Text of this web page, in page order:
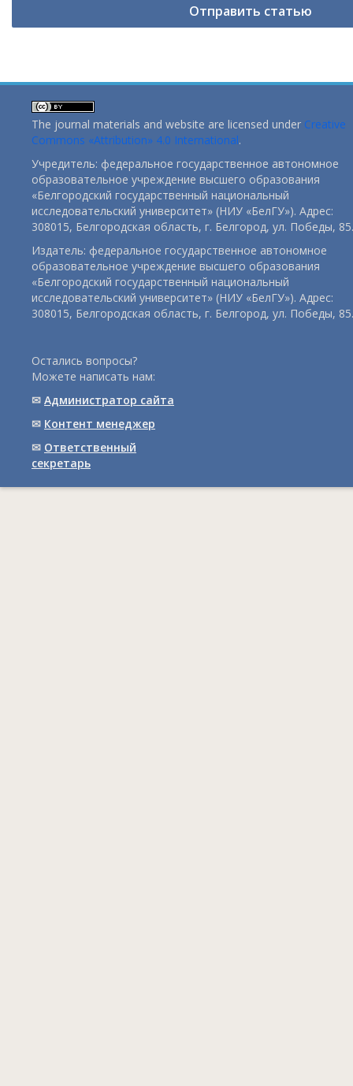
Отправить статью
The journal materials and website are licensed under Creative
Commons «Attribution» 4.0 International.
Учредитель: федеральное государственное автономное
образовательное учреждение высшего образования
«Белгородский государственный национальный
исследовательский университет» (НИУ «БелГУ»). Адрес:
308015, Белгородская область, г. Белгород, ул. Победы, 85.
Издатель: федеральное государственное автономное
образовательное учреждение высшего образования
«Белгородский государственный национальный
исследовательский университет» (НИУ «БелГУ»). Адрес:
308015, Белгородская область, г. Белгород, ул. Победы, 85.
Остались вопросы?
Можете написать нам:
✉ Администратор сайта
✉ Контент менеджер
✉ Ответственный
cекретарь